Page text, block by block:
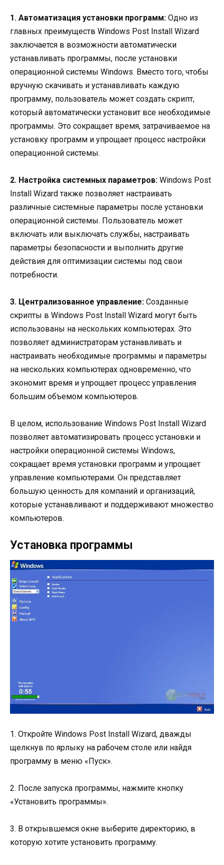
1. Автоматизация установки программ: Одно из
главных преимуществ Windows Post Install Wizard
заключается в возможности автоматически
устанавливать программы, после установки
операционной системы Windows. Вместо того, чтобы
вручную скачивать и устанавливать каждую
программу, пользователь может создать скрипт,
который автоматически установит все необходимые
программы. Это сокращает время, затрачиваемое на
установку программ и упрощает процесс настройки
операционной системы.
2. Настройка системных параметров: Windows Post
Install Wizard также позволяет настраивать
различные системные параметры после установки
операционной системы. Пользователь может
включать или выключать службы, настраивать
параметры безопасности и выполнить другие
действия для оптимизации системы под свои
потребности.
3. Централизованное управление: Созданные
скрипты в Windows Post Install Wizard могут быть
использованы на нескольких компьютерах. Это
позволяет администраторам устанавливать и
настраивать необходимые программы и параметры
на нескольких компьютерах одновременно, что
экономит время и упрощает процесс управления
большим объемом компьютеров.
В целом, использование Windows Post Install Wizard
позволяет автоматизировать процесс установки и
настройки операционной системы Windows,
сокращает время установки программ и упрощает
управление компьютерами. Он представляет
большую ценность для компаний и организаций,
которые устанавливают и поддерживают множество
компьютеров.
Установка программы
1. Откройте Windows Post Install Wizard, дважды
щелкнув по ярлыку на рабочем столе или найдя
программу в меню «Пуск».
2. После запуска программы, нажмите кнопку
«Установить программы».
3. В открывшемся окне выберите директорию, в
которую хотите установить программу.